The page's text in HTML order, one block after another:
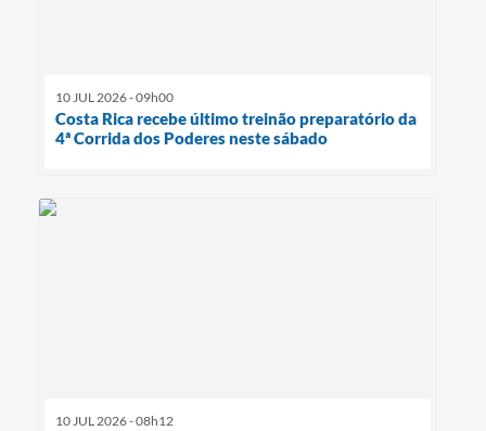
10 JUL 2026 - 09h00
Costa Rica recebe último treinão preparatório da
4ª Corrida dos Poderes neste sábado
10 JUL 2026 - 08h12